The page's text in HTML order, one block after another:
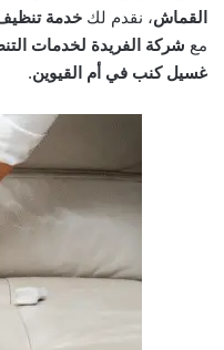
القماش، نقدم لك خدمة
مع شركة الفريدة لخدمات
غسيل كنب في أم القيوين.